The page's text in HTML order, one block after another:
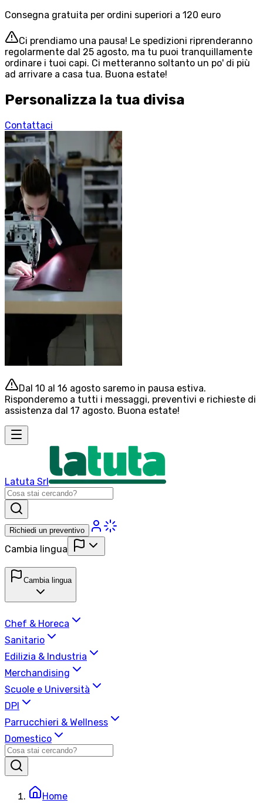
Consegna gratuita per ordini superiori a 120 euro
Ci prendiamo una pausa! Le spedizioni riprenderanno
regolarmente dal 25 agosto, ma tu puoi tranquillamente
ordinare i tuoi capi. Ci metteranno soltanto un po' di più
ad arrivare a casa tua. Buona estate!
Personalizza la tua divisa
Contattaci
Dal 10 al 16 agosto saremo in pausa estiva.
Risponderemo a tutti i messaggi, preventivi e richieste di
assistenza dal 17 agosto. Buona estate!
Latuta Srl
Richiedi un preventivo
Cambia lingua
Cambia lingua
Chef & Horeca
Sanitario
Edilizia & Industria
Merchandising
Scuole e Università
DPI
Parrucchieri & Wellness
Domestico
Home